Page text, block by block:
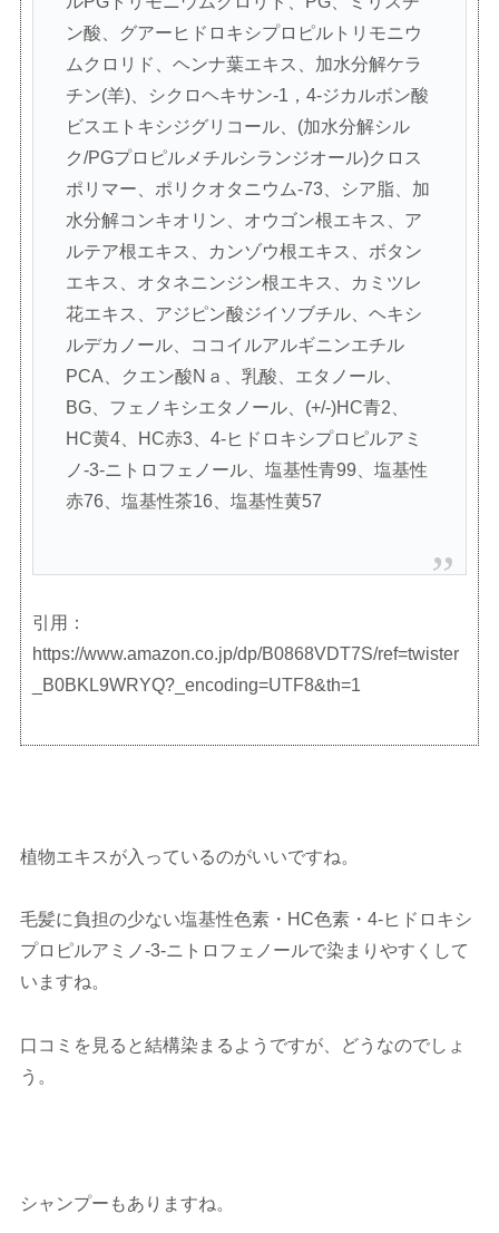
ン酸、グアーヒドロキシプロピルトリモニウ
ムクロリド、ヘンナ葉エキス、加水分解ケラ
チン(羊)、シクロヘキサン-1，4-ジカルボン酸
ビスエトキシジグリコール、(加水分解シル
ク/PGプロピルメチルシランジオール)クロス
ポリマー、ポリクオタニウム-73、シア脂、加
水分解コンキオリン、オウゴン根エキス、ア
ルテア根エキス、カンゾウ根エキス、ボタン
エキス、オタネニンジン根エキス、カミツレ
花エキス、アジピン酸ジイソブチル、ヘキシ
ルデカノール、ココイルアルギニンエチル
PCA、クエン酸Nａ、乳酸、エタノール、
BG、フェノキシエタノール、(+/-)HC青2、
HC黄4、HC赤3、4-ヒドロキシプロピルアミ
ノ-3-ニトロフェノール、塩基性青99、塩基性
赤76、塩基性茶16、塩基性黄57
引用：
https://www.amazon.co.jp/dp/B0868VDT7S/ref=twister
_B0BKL9WRYQ?_encoding=UTF8&th=1
植物エキスが入っているのがいいですね。
毛髪に負担の少ない塩基性色素・HC色素・4-ヒドロキシ
プロピルアミノ-3-ニトロフェノールで染まりやすくして
いますね。
口コミを見ると結構染まるようですが、どうなのでしょ
う。
シャンプーもありますね。